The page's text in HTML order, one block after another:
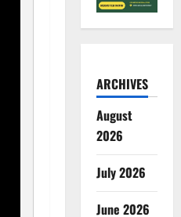
ARCHIVES
August
2026
July 2026
June 2026